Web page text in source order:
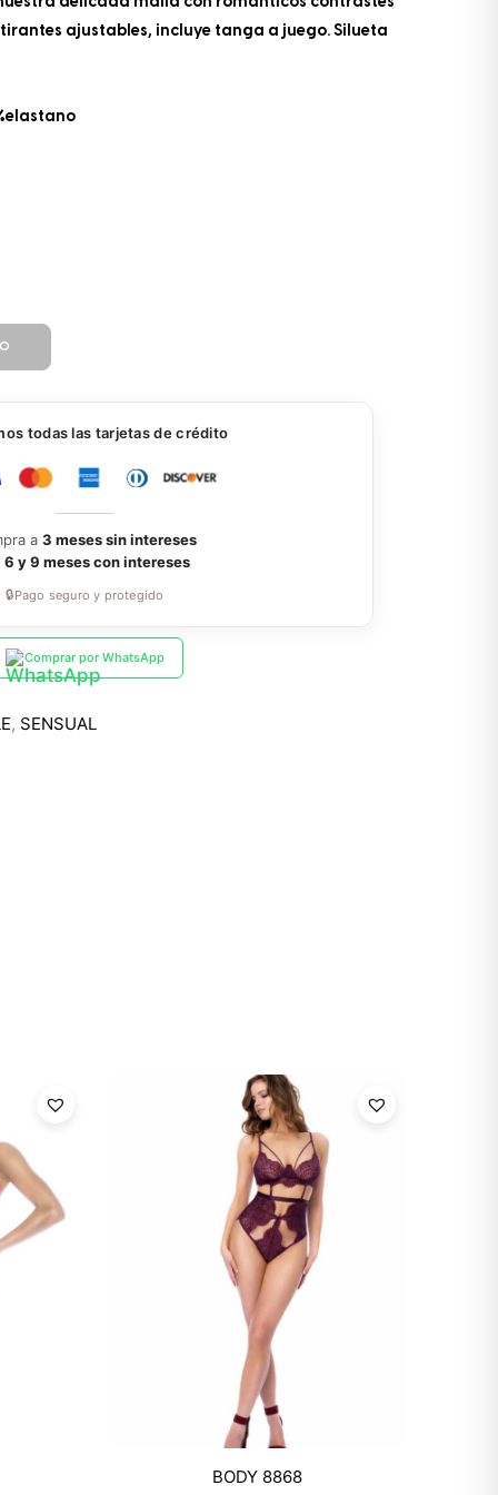
ajustables, incluye tanga a juego. Silueta
todas las tarjetas de crédito
a 3 meses sin intereses
6 y 9 meses con intereses
🔒Pago seguro y protegido
Comprar por WhatsApp
, SENSUAL
BODY 8868
Mixtwo - Lencería y Ropa